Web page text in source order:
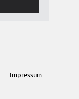
Impressum